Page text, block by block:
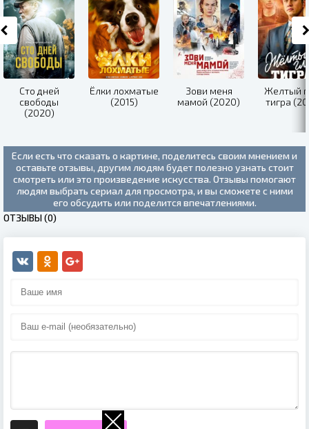
Сто дней
свободы
(2020)
Ёлки лохматые
(2015)
Зови меня
мамой (2020)
Желтый
тигра
Если есть что сказать о картине, поделитесь своим мнением и
оставьте отзывы, другим людям будет полезно узнать стоит
смотреть или это произведение искусства. Отзывы помогают
людям выбрать сериал для просмотра, и вы сможете с ними
его обсудить или поделится впечатлениями.
ОТЗЫВЫ (0)